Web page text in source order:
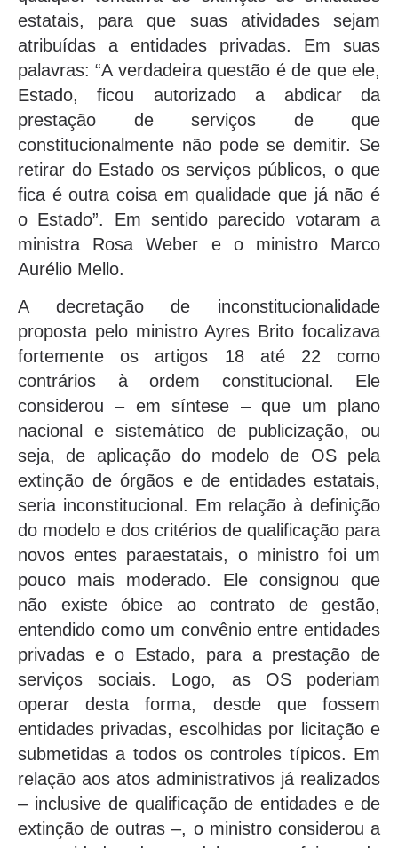
estatais, para que suas atividades sejam
atribuídas a entidades privadas. Em suas
palavras: “A verdadeira questão é de que ele,
Estado, ficou autorizado a abdicar da
prestação de serviços de que
constitucionalmente não pode se demitir. Se
retirar do Estado os serviços públicos, o que
fica é outra coisa em qualidade que já não é
o Estado”. Em sentido parecido votaram a
ministra Rosa Weber e o ministro Marco
Aurélio Mello.
A decretação de inconstitucionalidade
proposta pelo ministro Ayres Brito focalizava
fortemente os artigos 18 até 22 como
contrários à ordem constitucional. Ele
considerou – em síntese – que um plano
nacional e sistemático de publicização, ou
seja, de aplicação do modelo de OS pela
extinção de órgãos e de entidades estatais,
seria inconstitucional. Em relação à definição
do modelo e dos critérios de qualificação para
novos entes paraestatais, o ministro foi um
pouco mais moderado. Ele consignou que
não existe óbice ao contrato de gestão,
entendido como um convênio entre entidades
privadas e o Estado, para a prestação de
serviços sociais. Logo, as OS poderiam
operar desta forma, desde que fossem
entidades privadas, escolhidas por licitação e
submetidas a todos os controles típicos. Em
relação aos atos administrativos já realizados
– inclusive de qualificação de entidades e de
extinção de outras –, o ministro considerou a